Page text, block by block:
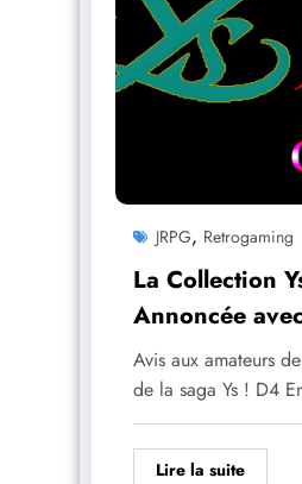
JRPG, Retrogaming
La Collection
Annoncée
d’Époque !
Avis aux amateurs
de la saga Ys ! D4
Lire la suite